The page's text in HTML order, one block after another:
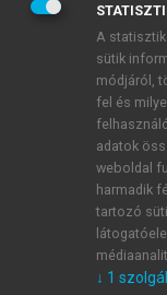
BELÉPÉS
ÚJ FIÓK
1 óra
E-MAIL-CÍM
A
sütik
módjáról,
fel és
adatok
weboldal
harmadik
tartozó
↓ 1